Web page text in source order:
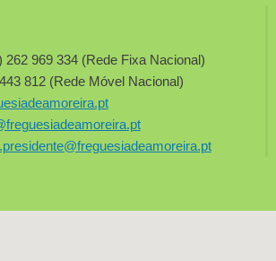
262 969 334 (Rede Fixa Nacional)
812 (Rede Móvel Nacional)